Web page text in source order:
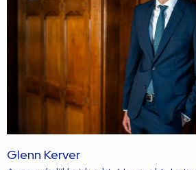
Glenn Kerver